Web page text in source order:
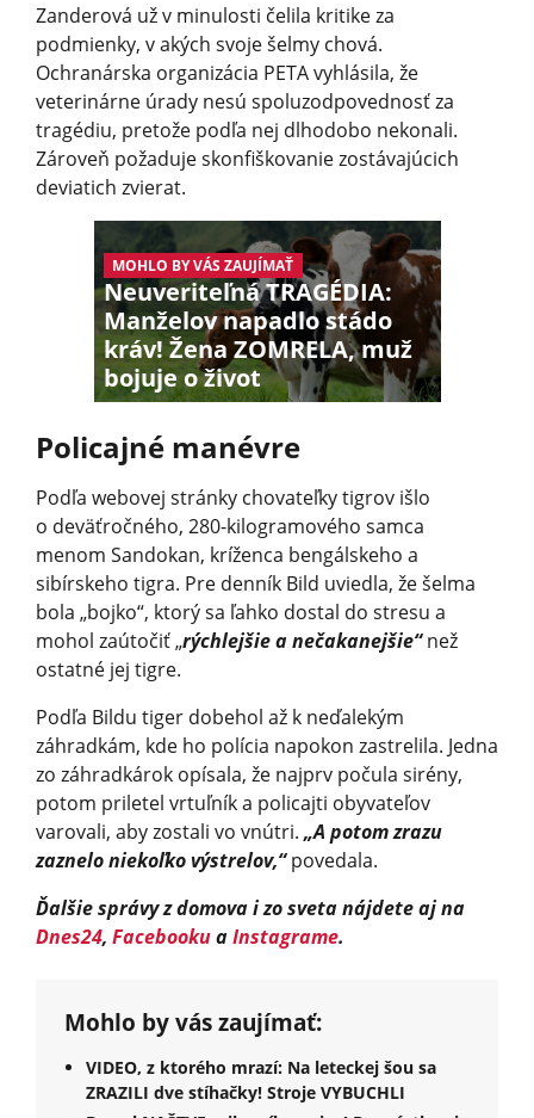
Zanderová už v minulosti čelila kritike za
podmienky, v akých svoje šelmy chová.
Ochranárska organizácia PETA vyhlásila, že
veterinárne úrady nesú spoluzodpovednosť za
tragédiu, pretože podľa nej dlhodobo nekonali.
Zároveň požaduje skonfiškovanie zostávajúcich
deviatich zvierat.
MOHLO BY VÁS ZAUJÍMAŤ
Neuveriteľná TRAGÉDIA:
Manželov napadlo stádo
kráv! Žena ZOMRELA, muž
bojuje o život
Policajné manévre
Podľa webovej stránky chovateľky tigrov išlo
o deväťročného, 280-kilogramového samca
menom Sandokan, kríženca bengálskeho a
sibírskeho tigra. Pre denník Bild uviedla, že šelma
bola „bojko“, ktorý sa ľahko dostal do stresu a
mohol zaútočiť „rýchlejšie a nečakanejšie“než
ostatné jej tigre.
Podľa Bildu tiger dobehol až k neďalekým
záhradkám, kde ho polícia napokon zastrelila. Jedna
zo záhradkárok opísala, že najprv počula sirény,
potom priletel vrtuľník a policajti obyvateľov
varovali, aby zostali vo vnútri. „A potom zrazu
zaznelo niekoľko výstrelov,“povedala.
Ďalšie správy z domova i zo sveta nájdete aj na
Dnes24, FacebookuaInstagrame.
Mohlo by vás zaujímať:
VIDEO, z ktorého mrazí: Na leteckej šou sa
ZRAZILI dve stíhačky! Stroje VYBUCHLI